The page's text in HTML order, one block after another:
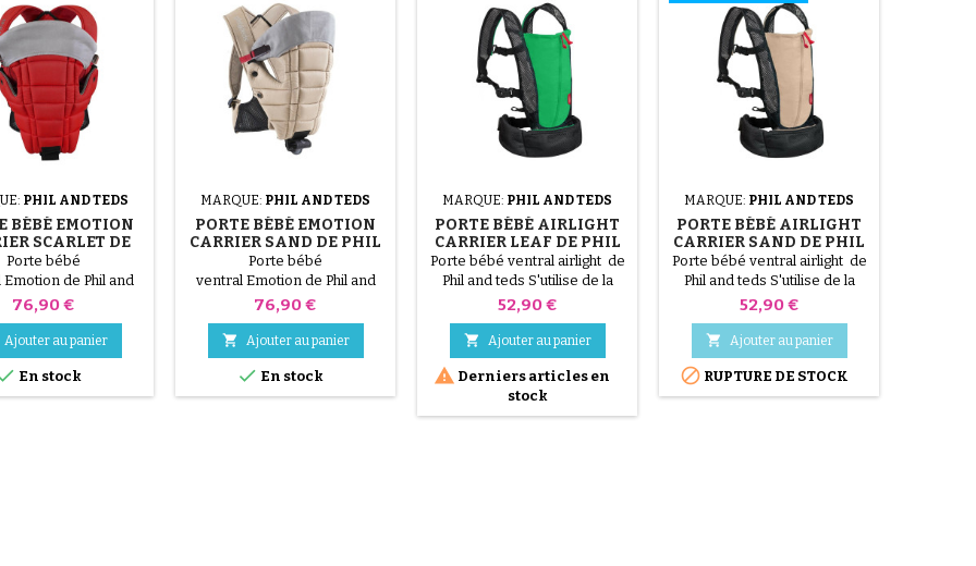
avis)
(1 avis)
PHIL AND TEDS
BÉBÉ EMOTION
SCARLET DE
PHIL & TEDS
Porte bébé
de Phil and
de la naissance
Lavable en machine.
certifié Oeko-Tex.
Prix
76,90 €
Ajouter au panier
En stock
MARQUE: PHIL AND TEDS
PORTE BÉBÉ EMOTION
CARRIER SAND DE PHIL
& TEDS
Porte bébé
ventral Emotion de Phil and
teds S'utilise de la naissance
à 15 kg. Lavable en machine.
Tissu certifié Oeko-Tex.
Prix
76,90 €
 Ajouter au panier
 En stock
MARQUE: PHIL AND TEDS
PORTE BÉBÉ AIRLIGHT
CARRIER LEAF DE PHIL
AND TEDS
Porte bébé ventral airlight de
Phil and teds S'utilise de la
naissance (3.5kg) à 12 kg.
Lavable en machine. Tissu
certifié Oeko-Tex.
Prix
52,90 €
 Ajouter au panier
 Derniers articles en
stock
MARQUE: PHIL AND TEDS
PORTE BÉBÉ AIRLIGHT
CARRIER SAND DE PHIL
AND TEDS
Porte bébé ventral airlight de
Phil and teds S'utilise de la
naissance (3.5kg) à 12 kg.
Lavable en machine. Tissu
certifié Oeko-Tex.
Prix
52,90 €
 Ajouter au panier
 RUPTURE DE STOCK